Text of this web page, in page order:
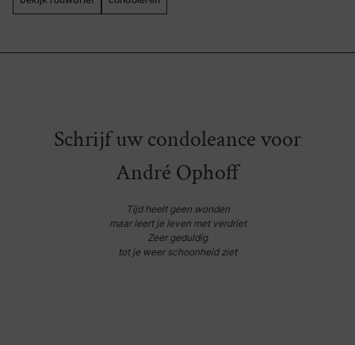
Schrijf uw condoleance voor
André Ophoff
Tijd heelt geen wonden
maar leert je leven met verdriet
Zeer geduldig
tot je weer schoonheid ziet